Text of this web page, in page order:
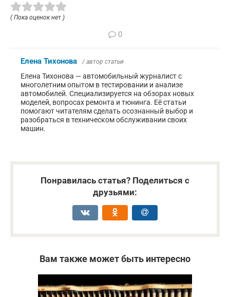
( Пока оценок нет )
0
Елена Тихонова / автор статьи
Елена Тихонова — автомобильный журналист с
многолетним опытом в тестировании и анализе
автомобилей. Специализируется на обзорах новых
моделей, вопросах ремонта и тюнинга. Её статьи
помогают читателям сделать осознанный выбор и
разобраться в техническом обслуживании своих
машин.
Понравилась статья? Поделиться с
друзьями:
Вам также может быть интересно